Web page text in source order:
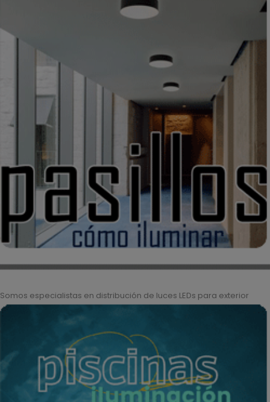
Somos especialistas en distribución de luces LEDs para exterior